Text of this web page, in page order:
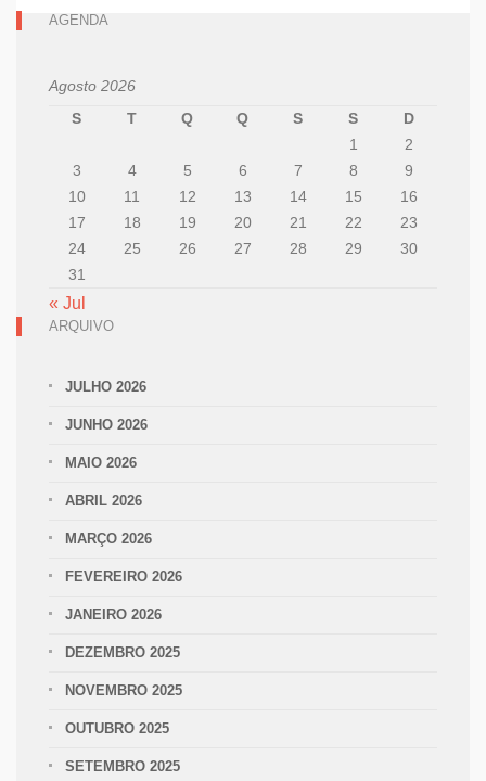
AGENDA
Agosto 2026
S
T Q Q S S
D
1
2
3
4 5 6 7 8
9
10
11 12 13 14 15
16
17
18 19 20 21 22
23
24
25 26 27 28 29
30
31
« Jul
ARQUIVO
JULHO 2026
JUNHO 2026
MAIO 2026
ABRIL 2026
MARÇO 2026
FEVEREIRO 2026
JANEIRO 2026
DEZEMBRO 2025
NOVEMBRO 2025
OUTUBRO 2025
SETEMBRO 2025